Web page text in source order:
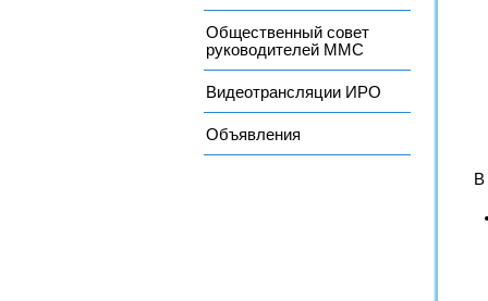
Общественный совет
руководителей ММС
Видеотрансляции ИРО
Объявления
В